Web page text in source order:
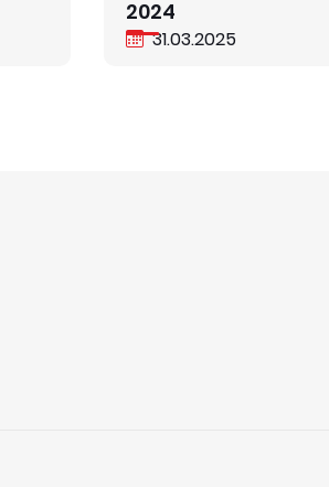
2024
31.03.2025